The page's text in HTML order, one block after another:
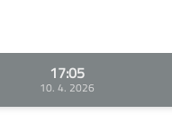
17:05
10. 4. 2026